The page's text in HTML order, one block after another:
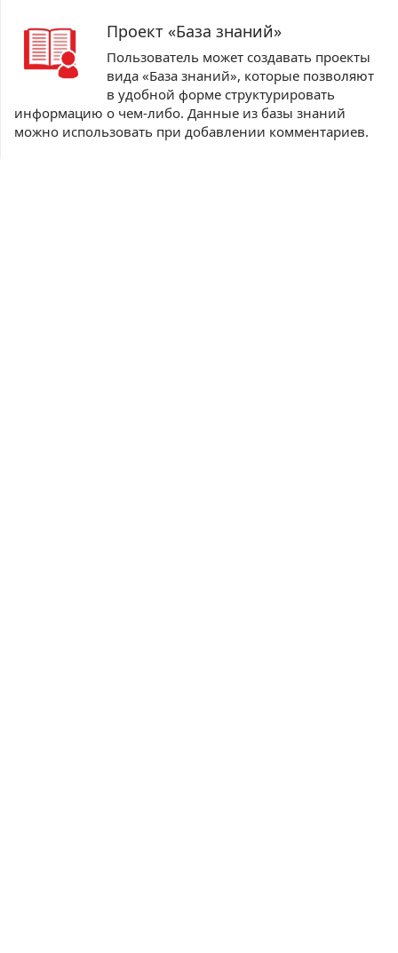
Проект «База знаний»
Пользователь может создавать проекты
вида «База знаний», которые позволяют
в удобной форме структурировать
информацию о чем-либо. Данные из базы знаний
можно использовать при добавлении комментариев.